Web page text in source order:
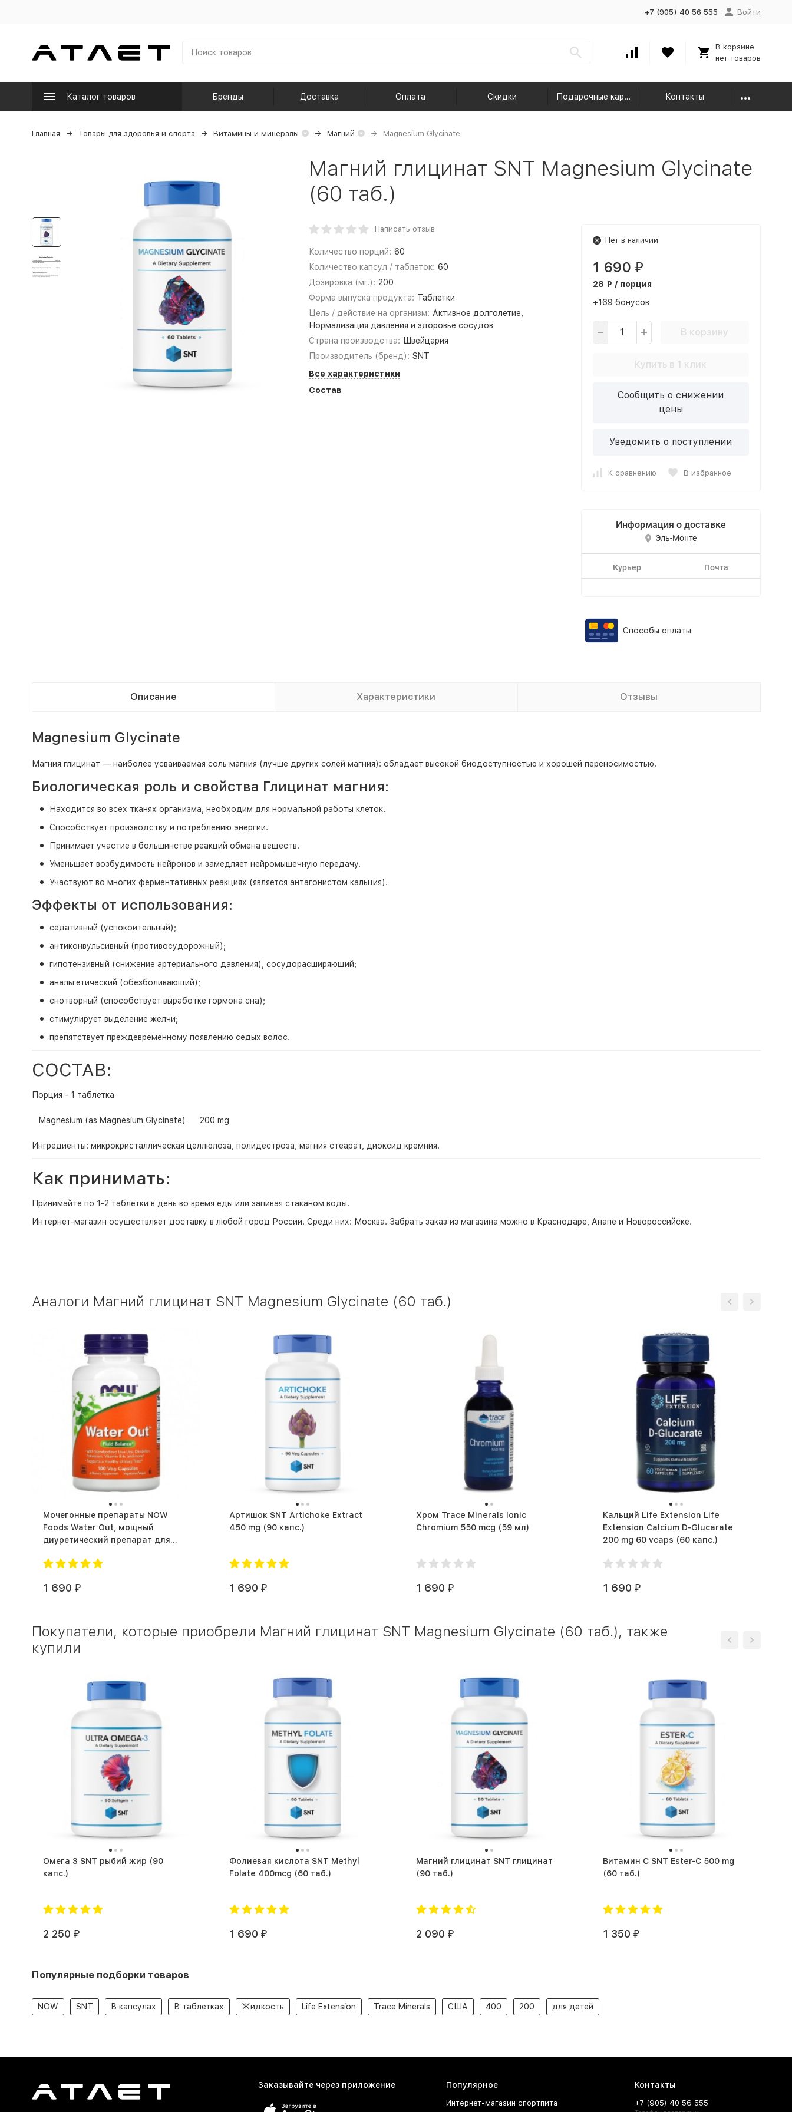
+7 (905) 40 56 555 Войти
В корзине
нет товаров
Каталог товаров Бренды Доставка Оплата Скидки Подарочные карты Контакты
Главная Товары для здоровья и спорта Витамины и минералы Магний Magnesium Glycinate
Магний глицинат SNT Magnesium Glycinate
(60 таб.)
Написать отзыв
Количество порций: 60
Количество капсул / таблеток: 60
Дозировка (мг.): 200
Форма выпуска продукта: Таблетки
Цель / действие на организм: Активное долголетие,
Нормализация давления и здоровье сосудов
Страна производства: Швейцария
Производитель (бренд): SNT
Все характеристики
Состав
Нет в наличии
1 690 ₽
28 ₽ / порция
+169 бонусов
В корзину
Купить в 1 клик
Сообщить о снижении
цены
Уведомить о поступлении
К сравнению В избранное
Информация о доставке
Эль-Монте
Курьер Почта
Способы оплаты
Описание Характеристики Отзывы
Magnesium Glycinate
Магния глицинат — наиболее усваиваемая соль магния (лучше других солей магния): обладает высокой биодоступностью и хорошей переносимостью.
Биологическая роль и свойства Глицинат магния:
Находится во всех тканях организма, необходим для нормальной работы клеток.
Способствует производству и потреблению энергии.
Принимает участие в большинстве реакций обмена веществ.
Уменьшает возбудимость нейронов и замедляет нейромышечную передачу.
Участвуют во многих ферментативных реакциях (является антагонистом кальция).
Эффекты от использования:
седативный (успокоительный);
антиконвульсивный (противосудорожный);
гипотензивный (снижение артериального давления), сосудорасширяющий;
анальгетический (обезболивающий);
снотворный (способствует выработке гормона сна);
стимулирует выделение желчи;
препятствует преждевременному появлению седых волос.
СОСТАВ:
Порция - 1 таблетка
Magnesium (as Magnesium Glycinate) 200 mg
Ингредиенты: микрокристаллическая целлюлоза, полидестроза, магния стеарат, диоксид кремния.
Как принимать:
Принимайте по 1-2 таблетки в день во время еды или запивая стаканом воды.
Интернет-магазин осуществляет доставку в любой город России. Среди них: Москва. Забрать заказ из магазина можно в Краснодаре, Анапе и Новороссийске.
Аналоги Магний глицинат SNT Magnesium Glycinate (60 таб.)
Мочегонные препараты NOW
Foods Water Out, мощный
диуретический препарат для
1 690 ₽
Артишок SNT Artichoke Extract
450 mg (90 капс.)
1 690 ₽
Хром Trace Minerals Ionic
Chromium 550 mcg (59 мл)
1 690 ₽
Кальций Life Extension Life
Extension Calcium D-Glucarate
200 mg 60 vcaps (60 капс.)
1 690 ₽
Покупатели, которые приобрели Магний глицинат SNT Magnesium Glycinate (60 таб.), также
купили
Омега 3 SNT рыбий жир (90
капс.)
2 250 ₽
Фолиевая кислота SNT Methyl
Folate 400mcg (60 таб.)
1 690 ₽
Магний глицинат SNT глицинат
(90 таб.)
2 090 ₽
Витамин C SNT Ester-C 500 mg
(60 таб.)
1 350 ₽
Популярные подборки товаров
NOW SNT В капсулах В таблетках Жидкость Life Extension Trace Minerals США 400 200 для детей
Заказывайте через приложение Популярное
Интернет-магазин спортпита
Контакты
+7 (905) 40 56 555